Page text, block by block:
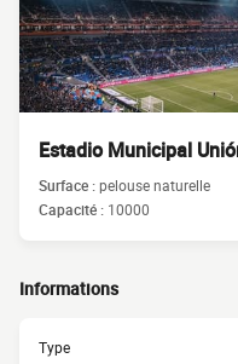
Estadio Municipal
Surface :pelouse naturelle
Capacité : 10000
Informations
Type